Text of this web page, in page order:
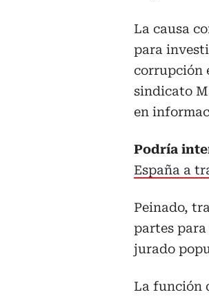
La causa
para
corrupción
sindicato
en
Podría
España a
Peinado,
partes
jurado
La función